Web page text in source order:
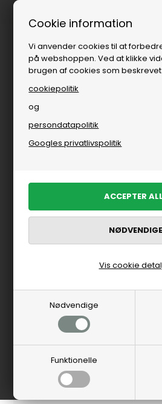
Cookie information
Vi anvender cookies til at
på webshoppen. Ved at klikke
brugen af cookies som
cookiepolitik
og
persondatapolitik
Googles privatlivspolitik
Nødvendige
Funktionelle
Vis cookie
Du er her:Rains
Accessoires fra Rains Jakker
FILTRER